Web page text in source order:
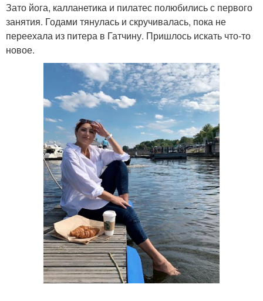
Зато йога, калланетика и пилатес полюбились с первого
занятия. Годами тянулась и скручивалась, пока не
переехала из питера в Гатчину. Пришлось искать что-то
новое.